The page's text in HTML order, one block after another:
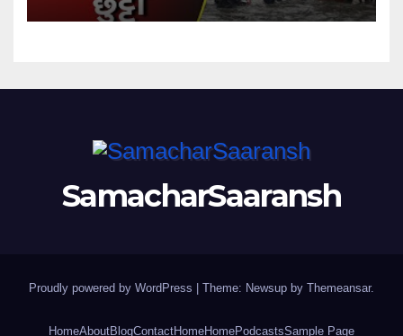
SamacharSaaransh
Proudly powered by WordPress | Theme: Newsup by Themeansar.
HomeAboutBlogContactHomeHomePodcastsSample Page